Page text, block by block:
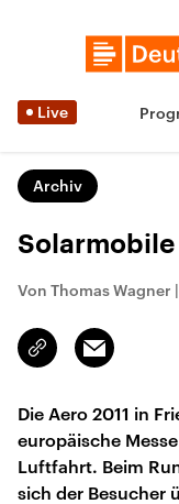
Live
Archiv
Von Thomas Wagner |
Link
kopieren/teilen
Email
Die Aero 2011 in
europäische
Luftfahrt. Beim
sich der Besucher